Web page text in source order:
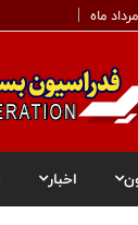
ماه
اخبار